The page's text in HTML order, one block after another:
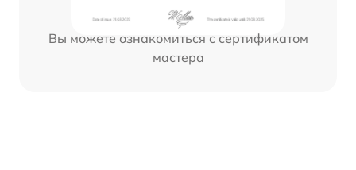
Вы можете ознакомиться с сертификатом
мастера